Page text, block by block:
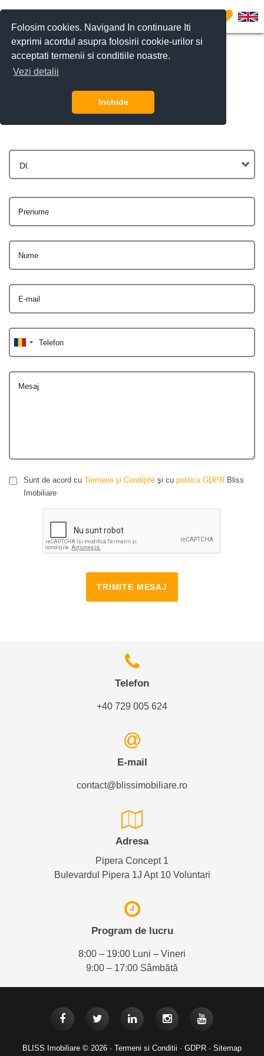
Folosim cookies. Navigand In continuare Iti
exprimi acordul asupra folosirii cookie-urilor si
acceptati termenii si conditiile noastre.
Vezi detalii
Inchide
0
Contactează-ne
Dl.
Prenume
Nume
E-mail
Telefon
Mesaj
Sunt de acord cu Termenii şi Condiţiile şi cu politica GDPR Bliss
Imobiliare
TRIMITE MESAJ
Telefon
+40 729 005 624
E-mail
contact@blissimobiliare.ro
Adresa
Pipera Concept 1
Bulevardul Pipera 1J Apt 10 Voluntari
Program de lucru
8:00 – 19:00 Luni – Vineri
9:00 – 17:00 Sâmbătă
BLISS Imobiliare © 2026 · Termeni si Conditii · GDPR · Sitemap